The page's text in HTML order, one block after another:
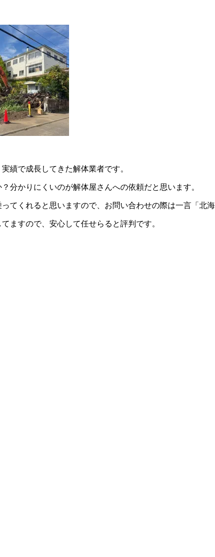
績で成長してきた解体業者です。
分かりにくいのが解体屋さんへの依頼だと思います。
てくれると思いますので、お問い合わせの際は一言「北
ますので、安心して任せらると評判です。